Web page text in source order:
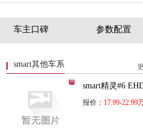
车主口碑 参数配置
smart其他车系
smart精灵#6
报价： 17.99-22.99